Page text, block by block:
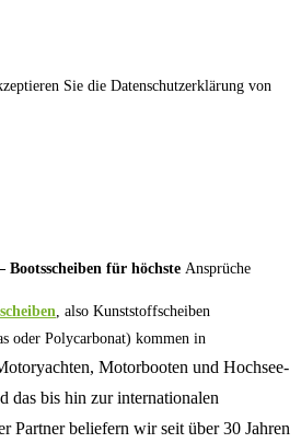
Sie die Datenschutzerklärung von
für höchste Ansprüche
, also Kunststoffscheiben
oder Polycarbonat) kommen in
Motorbooten und Hochsee-
das bis hin zur internationalen
Partner beliefern wir seit über 30 Jahren